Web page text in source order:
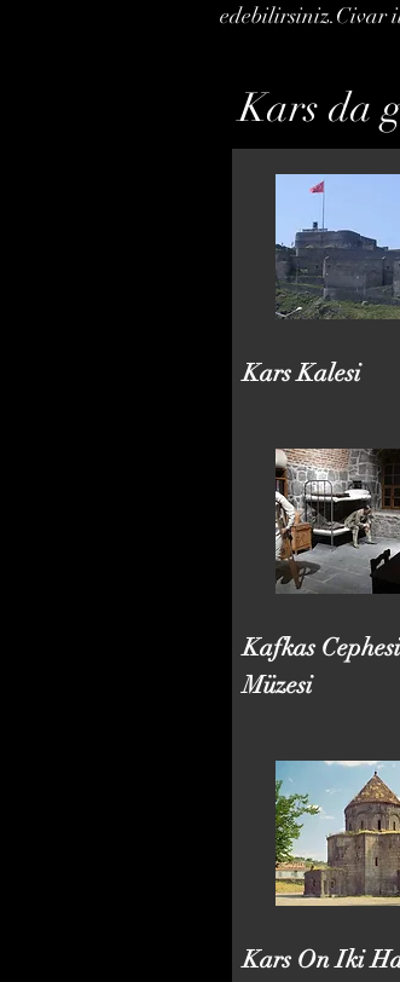
edebilirsiniz.Civar
Kars da
Kars Kalesi
Kafkas
Müzesi
Kars On Iki